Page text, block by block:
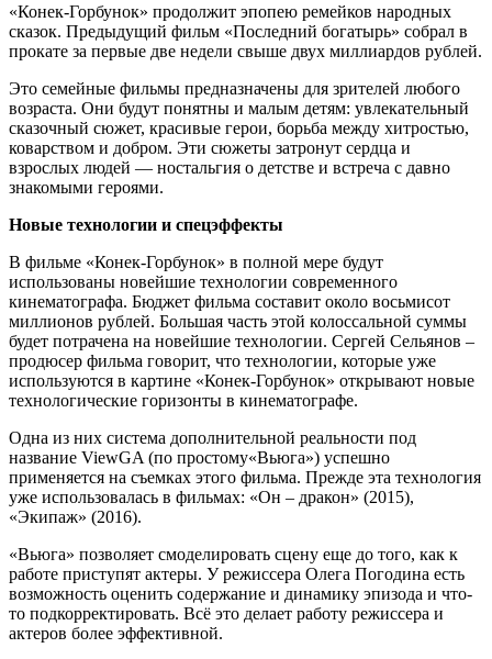
«Конек-Горбунок» продолжит эпопею ремейков народных
сказок. Предыдущий фильм «Последний богатырь» собрал в
прокате за первые две недели свыше двух миллиардов рублей.
Это семейные фильмы предназначены для зрителей любого
возраста. Они будут понятны и малым детям: увлекательный
сказочный сюжет, красивые герои, борьба между хитростью,
коварством и добром. Эти сюжеты затронут сердца и
взрослых людей — ностальгия о детстве и встреча с давно
знакомыми героями.
Новые технологии и спецэффекты
В фильме «Конек-Горбунок» в полной мере будут
использованы новейшие технологии современного
кинематографа. Бюджет фильма составит около восьмисот
миллионов рублей. Большая часть этой колоссальной суммы
будет потрачена на новейшие технологии. Сергей Сельянов –
продюсер фильма говорит, что технологии, которые уже
используются в картине «Конек-Горбунок» открывают новые
технологические горизонты в кинематографе.
Одна из них система дополнительной реальности под
название ViewGA (по простому«Вьюга») успешно
применяется на съемках этого фильма. Прежде эта технология
уже использовалась в фильмах: «Он – дракон» (2015),
«Экипаж» (2016).
«Вьюга» позволяет смоделировать сцену еще до того, как к
работе приступят актеры. У режиссера Олега Погодина есть
возможность оценить содержание и динамику эпизода и что-
то подкорректировать. Всё это делает работу режиссера и
актеров более эффективной.